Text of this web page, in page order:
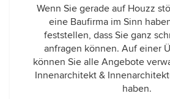
Wenn Sie gerade auf Houzz
eine Baufirma im Sinn
feststellen, dass Sie ganz
anfragen können. Auf einer
können Sie alle Angebote
Innenarchitekt &
haben.